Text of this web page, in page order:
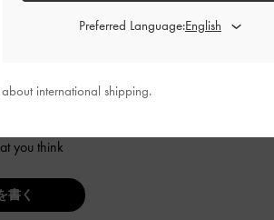
せください
you think
書く
Preferred Language:
international shipping.